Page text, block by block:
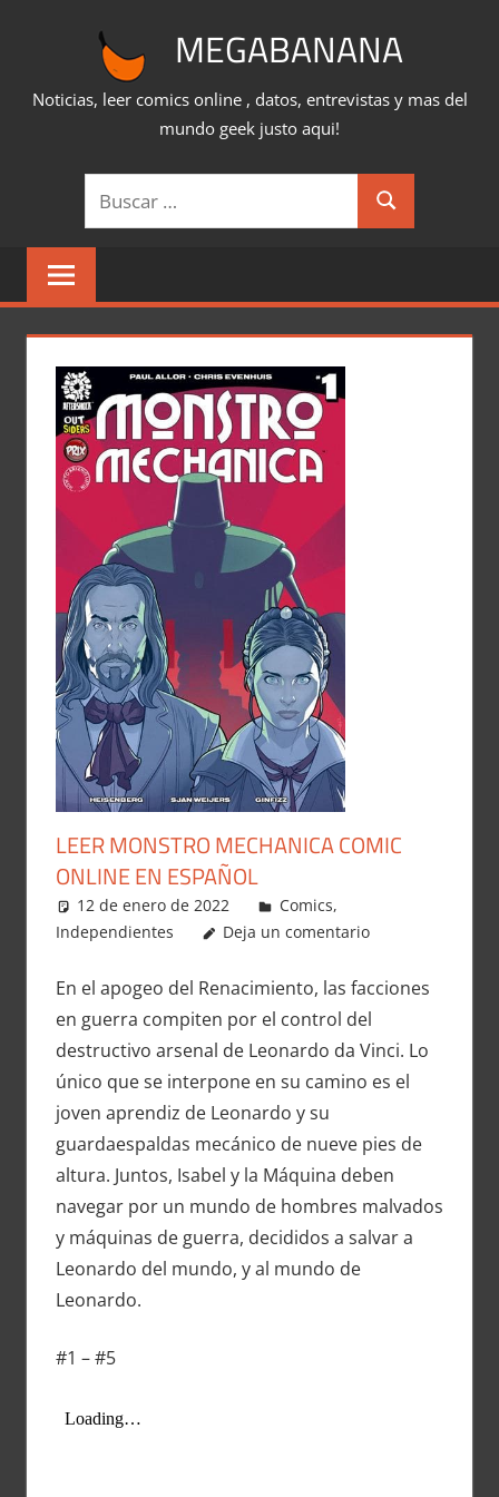
MEGABANANA
Noticias, leer comics online , datos, entrevistas y mas del
mundo geek justo aqui!
Buscar:
Buscar
LEER MONSTRO MECHANICA COMIC
ONLINE EN ESPAÑOL
12 de enero de 2022 Carlitox Banana
Comics,
Independientes
Deja un comentario
En el apogeo del Renacimiento, las facciones
en guerra compiten por el control del
destructivo arsenal de Leonardo da Vinci. Lo
único que se interpone en su camino es el
joven aprendiz de Leonardo y su
guardaespaldas mecánico de nueve pies de
altura. Juntos, Isabel y la Máquina deben
navegar por un mundo de hombres malvados
y máquinas de guerra, decididos a salvar a
Leonardo del mundo, y al mundo de
Leonardo.
#1 – #5